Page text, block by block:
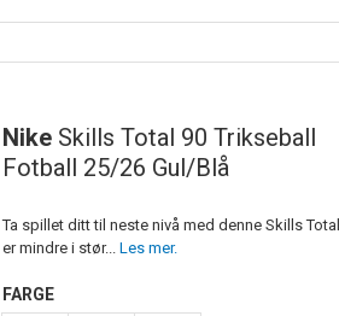
Nike Skills Total 90 Trikseball
Fotball 25/26 Gul/Blå
Ta spillet ditt til neste nivå med denne Skills
er mindre i stør... Les mer.
FARGE